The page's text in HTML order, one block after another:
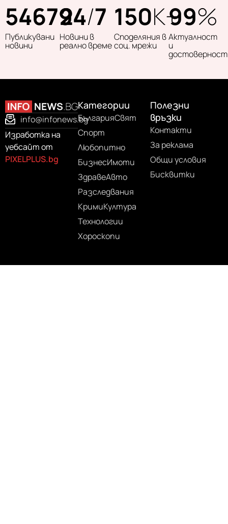
54679
Публикувани
новини
24/7
Новини в
реално време
150K+
Споделяния в
соц. мрежи
99%
Актуалност
и
достоверност
info@infonews.bg
Изработка на
уебсайт от
PIXELPLUS.bg
Категории
БългарияСвят
Спорт
Любопитно
БизнесИмоти
ЗдравеАвто
Разследвания
КримиКултура
Технологии
Хороскопи
Полезни
връзки
Контакти
За реклама
Общи условия
Бисквитки